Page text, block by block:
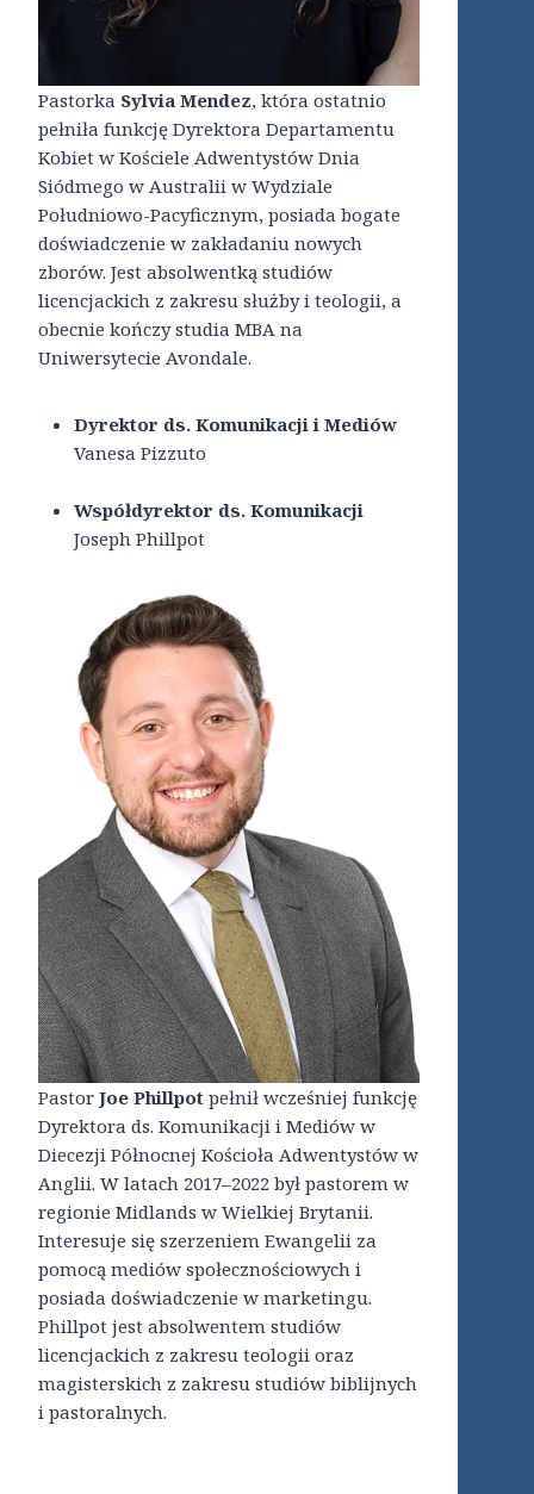
Pastorka Sylvia Mendez, która ostatnio
pełniła funkcję Dyrektora Departamentu
Kobiet w Kościele Adwentystów Dnia
Siódmego w Australii w Wydziale
Południowo-Pacyficznym, posiada bogate
doświadczenie w zakładaniu nowych
zborów. Jest absolwentką studiów
licencjackich z zakresu służby i teologii, a
obecnie kończy studia MBA na
Uniwersytecie Avondale.
Dyrektor ds. Komunikacji i Mediów
Vanesa Pizzuto
Współdyrektor ds. Komunikacji
Joseph Phillpot
Pastor Joe Phillpot pełnił wcześniej funkcję
Dyrektora ds. Komunikacji i Mediów w
Diecezji Północnej Kościoła Adwentystów w
Anglii. W latach 2017–2022 był pastorem w
regionie Midlands w Wielkiej Brytanii.
Interesuje się szerzeniem Ewangelii za
pomocą mediów społecznościowych i
posiada doświadczenie w marketingu.
Phillpot jest absolwentem studiów
licencjackich z zakresu teologii oraz
magisterskich z zakresu studiów biblijnych
i pastoralnych.